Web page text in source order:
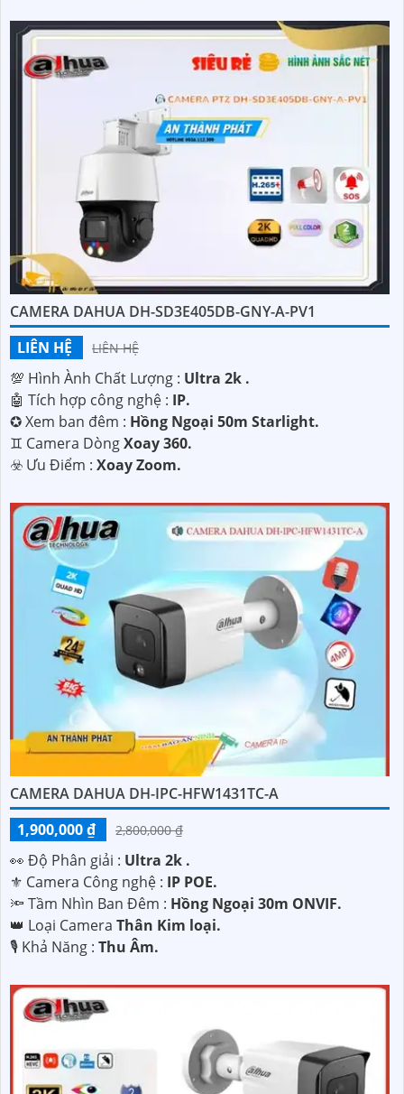
CAMERA DAHUA DH-SD3E405DB-GNY-A-PV1
LIÊN HỆ
LIÊN HỆ
💯 Hình Ành Chất Lượng : Ultra 2k .
🤖️ Tích hợp công nghệ : IP.
✪ Xem ban đêm : Hồng Ngoại 50m Starlight.
♊ Camera DòngXoay 360.
️☣️ Ưu Điểm : Xoay Zoom.
CAMERA DAHUA DH-IPC-HFW1431TC-A
1,900,000 ₫
2,800,000 ₫
️👀 Độ Phân giải : Ultra 2k .
⚜️ Camera Công nghệ : IP POE.
🔦 Tầm Nhìn Ban Đêm : Hồng Ngoại 30m ONVIF.
👑 Loại Camera Thân Kim loại.
️🎙 Khả Năng : Thu Âm.